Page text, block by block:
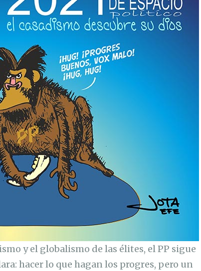
y el globalismo de las élites, el PP sigue
hacer lo que hagan los progres, pero un